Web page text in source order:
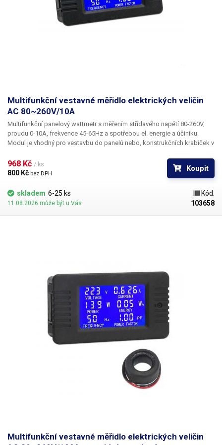
Multifunkční vestavné měřidlo elektrických veličin
AC 80~260V/10A
Multifunkční panelový wattmetr s měřením střídavého napětí 80-260V,
proudu 0-10A, frekvence 45-65Hz a spotřebou el. energie a účiníku.
Modul je vhodný pro vestavbu do panelů nebo, konstrukčních krabiček v
Zapojený modul zobrazuje na přehledném displeji všechny důležité
informace o napájení: napětí, proud, aktuální i celkovou spotřebu,
podsvícený displej o rozměrech 50x30mm, displej umí zobrazit
najednou všechny měřené hodnoty: napětí, proud, aktuální spotřebu W,
celkovou spotřebu W, frekvenci a PF (Účiník). Vedle displeje se nachází
pouze jediné multifunkční tlačítko: krátký stisk - zapnutí/vypnutí
svorkovnice pro vstup a výstup, vstupu slouží k zapojení síťového napětí
80-260V AC a vstup pak slouží pro připojení spotřebiče, el. zařízení nebo
el. rozvodu. Modul je napájen přímo ze sítě. Po odpojení od sítě si
modul pamatuje nastavení a celkovou spotřebu el. energie.
968 Kč / ks
800 Kč bez DPH
Koupit
skladem 6-25 ks
11.08.2026 může být u Vás
Kód:
103658
Multifunkční vestavné měřidlo elektrických veličin